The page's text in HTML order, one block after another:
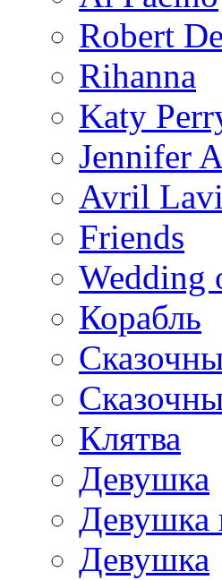
Robert
Rihanna
Katy
Jennifer
Avril
Friends
Wedding
Корабль
Клятва
Девушка
Девушка
Девушка